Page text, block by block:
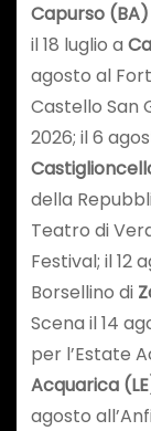
Capurso (BA)
il 18 luglio a
agosto al
Castello San
2026; il 6
della
Teatro di
Festival; il 12
Borsellino di
Scena il 14
per l’Estate
Acquarica
agosto